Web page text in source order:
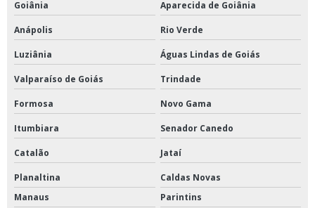
Goiânia
Aparecida de Goiânia
Anápolis Rio Verde
Luziânia Águas Lindas de Goiás
Valparaíso de Goiás Trindade
Formosa Novo Gama
Itumbiara Senador Canedo
Catalão Jataí
Planaltina
Caldas Novas
Manaus
Parintins